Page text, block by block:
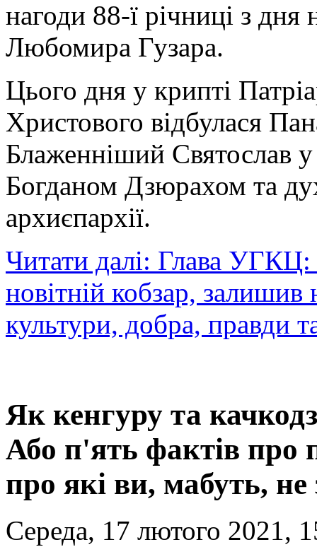
нагоди 88-ї річниці з
Любомира Гузара.
Цього дня у крипті
Христового відбулася
Блаженніший Святослав у
Богданом Дзюрахом та
архиєпархії.
Читати далі: Глава
новітній кобзар,
культури, добра, правди
Як кенгуру та
Або п'ять фактів про
про які ви, мабуть, не
Середа, 17 лютого 2021,